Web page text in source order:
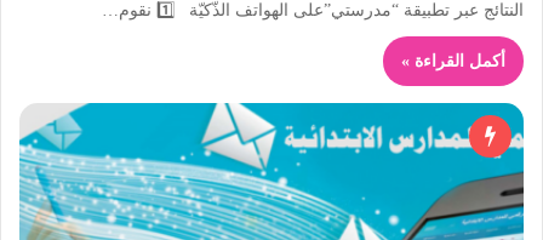
النتائج عبر تطبيقة “مدرستي”على الهواتف الذّكيّة 1️⃣ نقوم…
أكمل القراءة »